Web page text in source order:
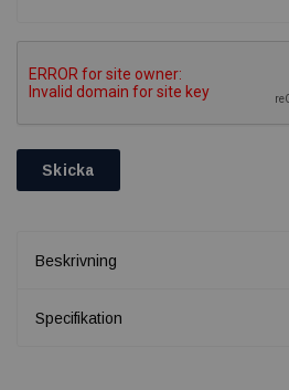
Skicka
Beskrivning
Specifikation